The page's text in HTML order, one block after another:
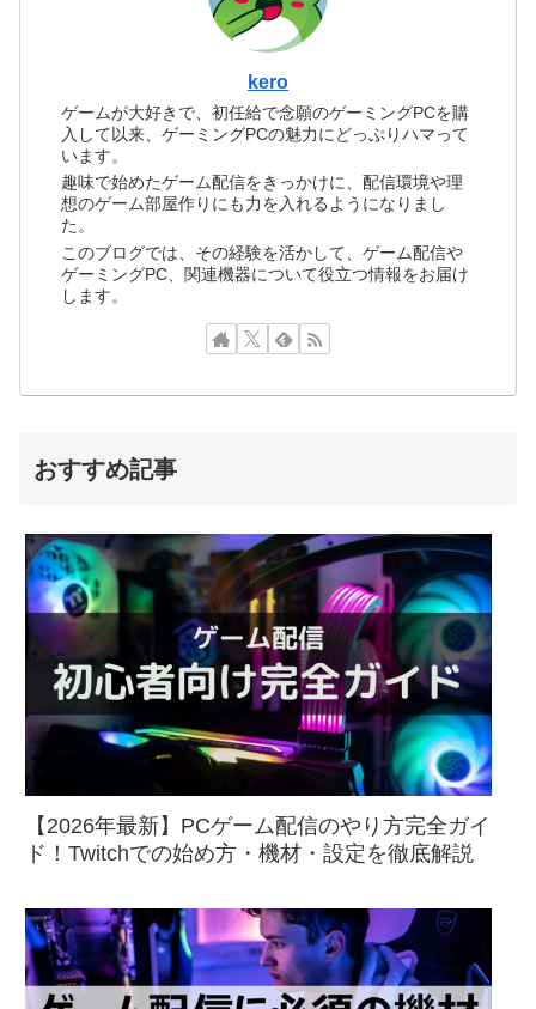
kero
ゲームが大好きで、初任給で念願のゲーミングPCを購
入して以来、ゲーミングPCの魅力にどっぷりハマって
います。
趣味で始めたゲーム配信をきっかけに、配信環境や理
想のゲーム部屋作りにも力を入れるようになりまし
た。
このブログでは、その経験を活かして、ゲーム配信や
ゲーミングPC、関連機器について役立つ情報をお届け
します。
おすすめ記事
【2026年最新】PCゲーム配信のやり方完全ガイ
ド！Twitchでの始め方・機材・設定を徹底解説